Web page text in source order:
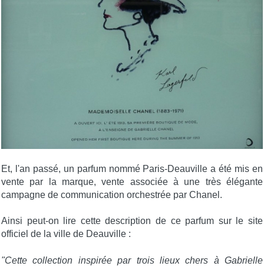
Et, l'an passé, un parfum nommé Paris-Deauville a été mis en
vente par la marque, vente associée à une très élégante
campagne de communication orchestrée par Chanel.
Ainsi peut-on lire cette description de ce parfum sur le site
officiel de la ville de Deauville :
"Cette collection inspirée par trois lieux chers à Gabrielle